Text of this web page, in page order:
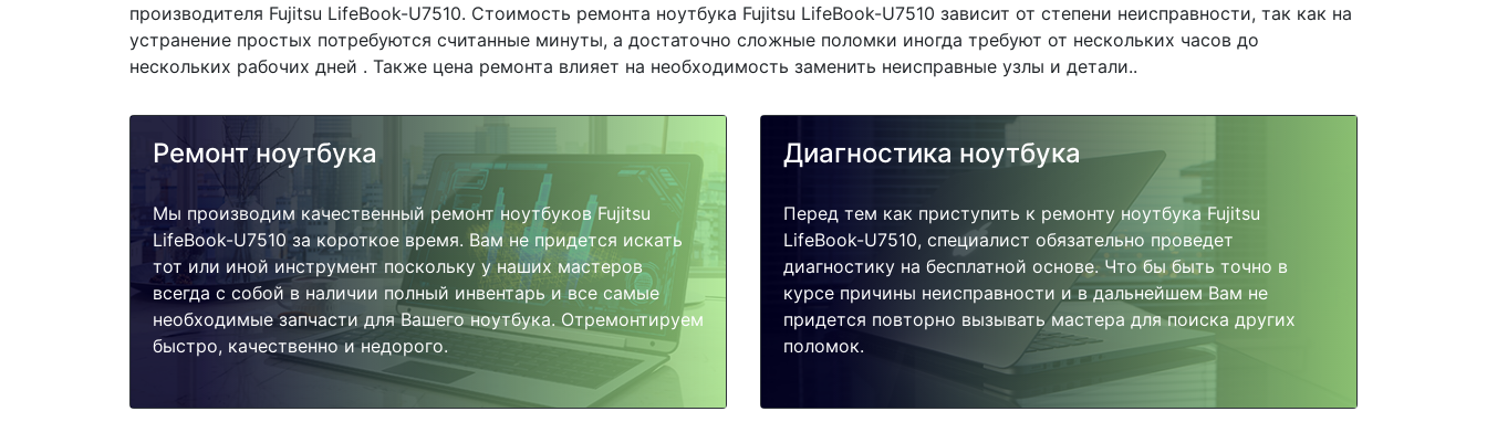
производителя Fujitsu LifeBook-U7510. Стоимость ремонта ноутбука Fujitsu LifeBook-U7510 зависит от степени неисправности, так как на
устранение простых потребуются считанные минуты, а достаточно сложные поломки иногда требуют от нескольких часов до
нескольких рабочих дней . Также цена ремонта влияет на необходимость заменить неисправные узлы и детали..
Ремонт ноутбука
Мы производим качественный ремонт ноутбуков Fujitsu
LifeBook-U7510 за короткое время. Вам не придется искать
тот или иной инструмент поскольку у наших мастеров
всегда с собой в наличии полный инвентарь и все самые
необходимые запчасти для Вашего ноутбука. Отремонтируем
быстро, качественно и недорого.
Диагностика ноутбука
Перед тем как приступить к ремонту ноутбука Fujitsu
LifeBook-U7510, специалист обязательно проведет
диагностику на бесплатной основе. Что бы быть точно в
курсе причины неисправности и в дальнейшем Вам не
придется повторно вызывать мастера для поиска других
поломок.